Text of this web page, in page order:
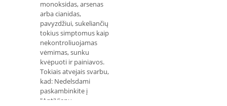
monoksidas, arsenas
arba cianidas,
pavyzdžiui, sukeliančių
tokius simptomus kaip
nekontroliuojamas
vėmimas, sunku
kvėpuoti ir painiavos.
Tokiais atvejais svarbu,
kad: Nedelsdami
paskambinkite į
"AntiVienų